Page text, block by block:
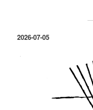
2026-07-05